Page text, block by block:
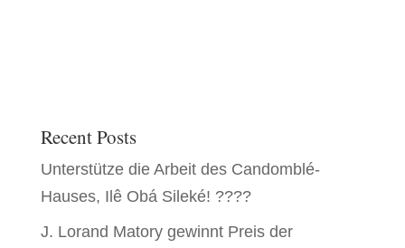
Recent Posts
Unterstütze die Arbeit des Candomblé-
Hauses, Ilê Obá Sileké! ????
J. Lorand Matory gewinnt Preis der